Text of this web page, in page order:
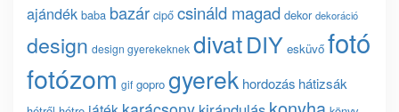
ajándék baba bazár cipő csináld magad dekor dekoráció
design design gyerekeknek divatDIY esküvő fotó
fotózom gif gopro gyerek hordozás hátizsák